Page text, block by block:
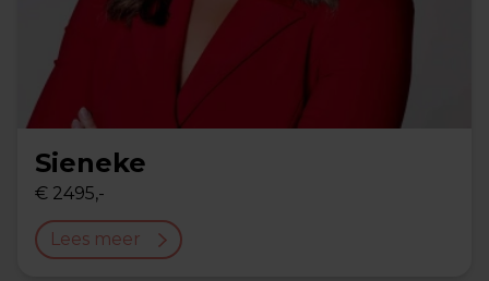
Sieneke
€ 2495,-
Lees meer